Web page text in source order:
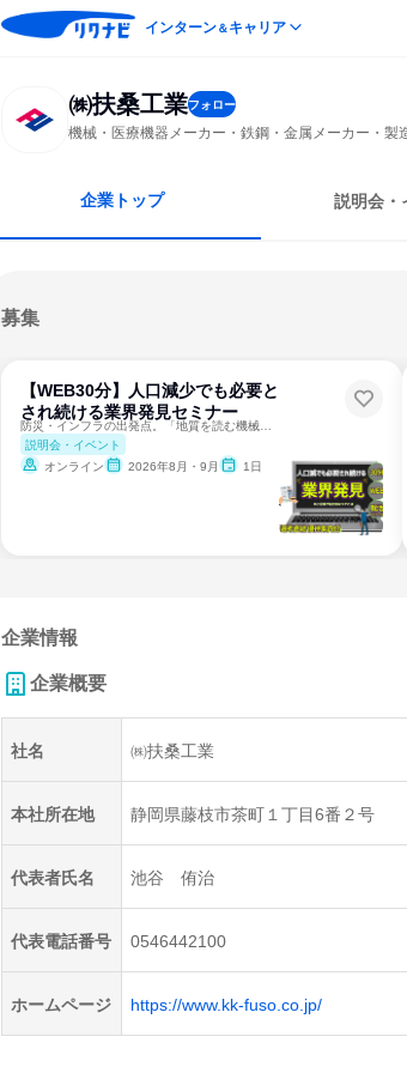
インターン＆キャリア
㈱扶桑工業フォロー
機械・医療機器メーカー・鉄鋼・金属メーカー・製
企業トップ 説明会・
募集
【WEB30分】人口減少でも必要と
され続ける業界発見セミナー
説明会・イベント
オンライン
2026年8月・9月 1日
企業情報
企業概要
社名 ㈱扶桑工業
本社所在地 静岡県藤枝市茶町１丁目6番２号
代表者氏名 池谷 侑治
代表電話番号 0546442100
ホームページ https://www.kk-fuso.co.jp/